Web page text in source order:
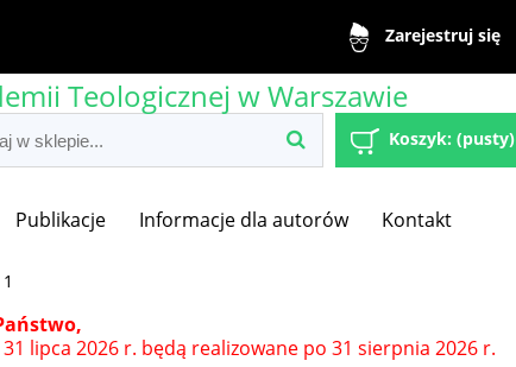
Zarejestruj się
Teologicznej w Warszawie
Koszyk: (pusty)
Publikacje Informacje dla autorów Kontakt
lipca 2026 r. będą realizowane po 31 sierpnia 2026 r.